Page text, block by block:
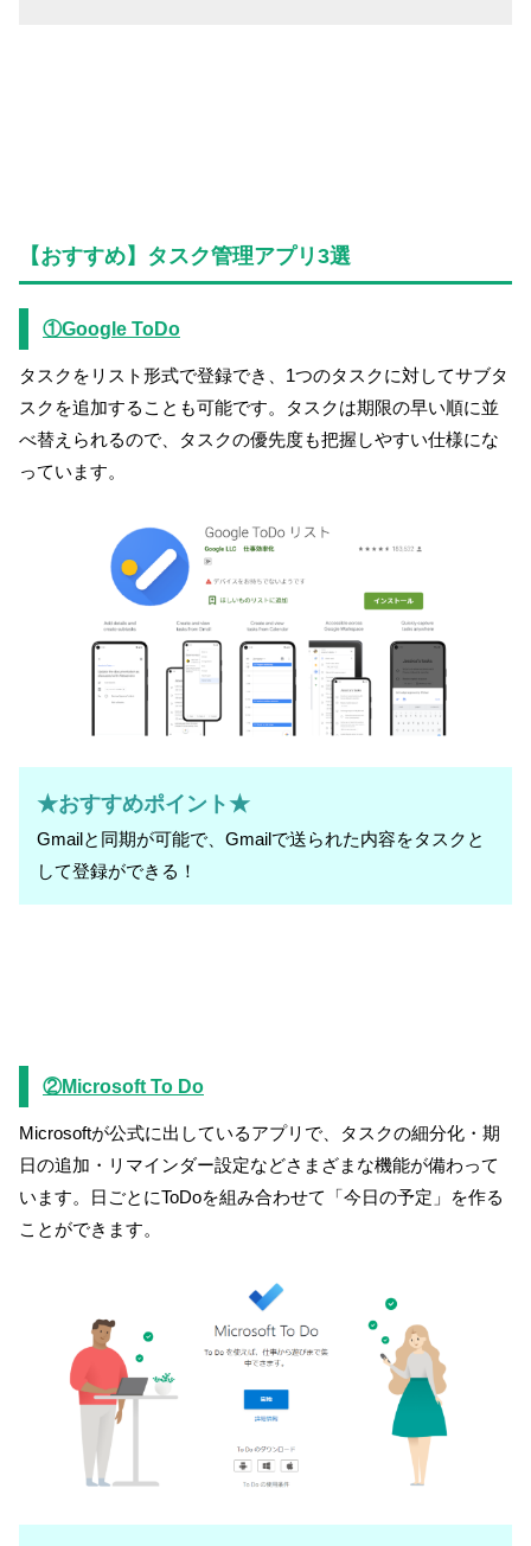
【おすすめ】タスク管理アプリ3選
①Google ToDo
タスクをリスト形式で登録でき、1つのタスクに対してサブタ
スクを追加することも可能です。タスクは期限の早い順に並
べ替えられるので、タスクの優先度も把握しやすい仕様にな
っています。
★おすすめポイント★
Gmailと同期が可能で、Gmailで送られた内容をタスクと
して登録ができる！
②Microsoft To Do
Microsoftが公式に出しているアプリで、タスクの細分化・期
日の追加・リマインダー設定などさまざまな機能が備わって
います。日ごとにToDoを組み合わせて「今日の予定」を作る
ことができます。